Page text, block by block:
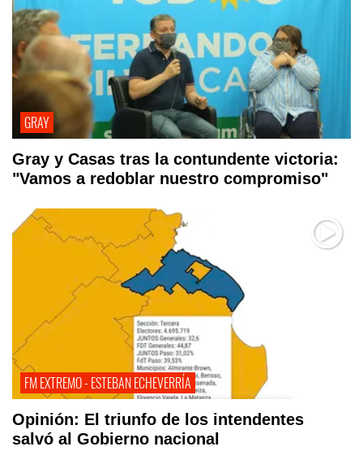
GRAY
Gray y Casas tras la contundente victoria:
"Vamos a redoblar nuestro compromiso"
FM EXTREMO - ESTEBAN ECHEVERRÍA
Opinión: El triunfo de los intendentes
salvó al Gobierno nacional